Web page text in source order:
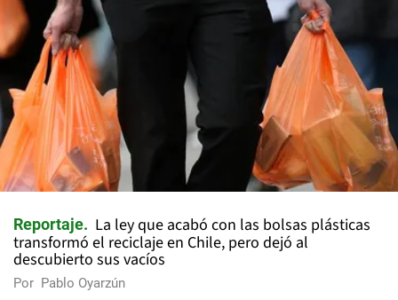
Reportaje
La ley que acabó con las bolsas plásticas
transformó el reciclaje en Chile, pero dejó al
descubierto sus vacíos
Por Pablo Oyarzún